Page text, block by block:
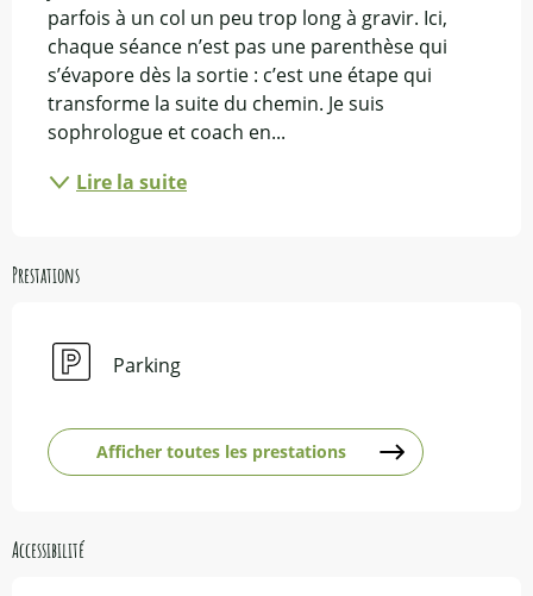
parfois à un col un peu trop long à gravir. Ici,
chaque séance n’est pas une parenthèse qui
s’évapore dès la sortie : c’est une étape qui
transforme la suite du chemin. Je suis
sophrologue et coach en...
Lire la suite
Prestations
Parking
Afficher toutes les prestations
Accessibilité